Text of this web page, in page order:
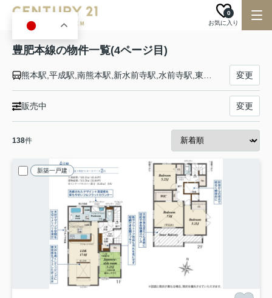
お気に入り
0
豊肥本線の物件一覧(4ページ目)
変更
販売中 変更
138件
新築一戸建